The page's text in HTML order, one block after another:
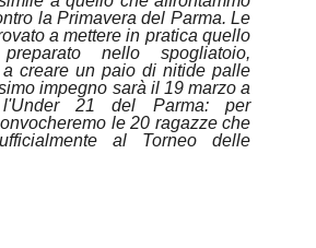
la Primavera del Parma. Le
a mettere in pratica quello
nello spogliatoio,
creare un paio di nitide palle
impegno sarà il 19 marzo a
21 del Parma: per
le 20 ragazze che
al Torneo delle